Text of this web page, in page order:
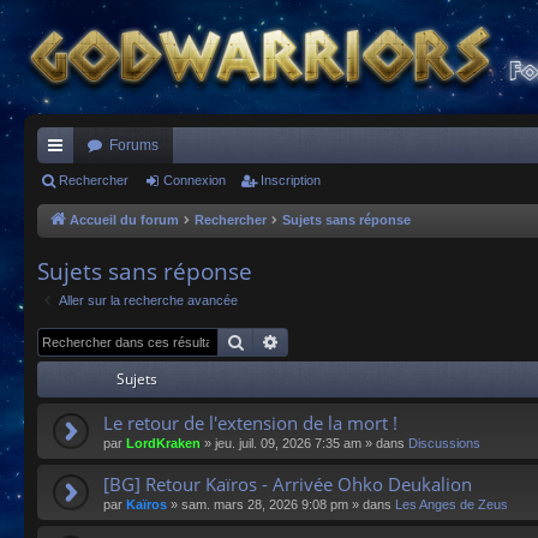
ac
co
s
Forums
Rechercher Connexion Inscription
Accueil du forum Rechercher Sujets sans réponse
Sujets sans réponse
Aller sur la recherche avancée
Rechercher
Sujets
Le retour de l'extension de la mort !
par LordKraken » jeu. juil. 09, 2026 7:35 am » dans Discussions
[BG] Retour Kaïros - Arrivée Ohko Deukalion
par Kaïros » sam. mars 28, 2026 9:08 pm » dans Les Anges de Zeus